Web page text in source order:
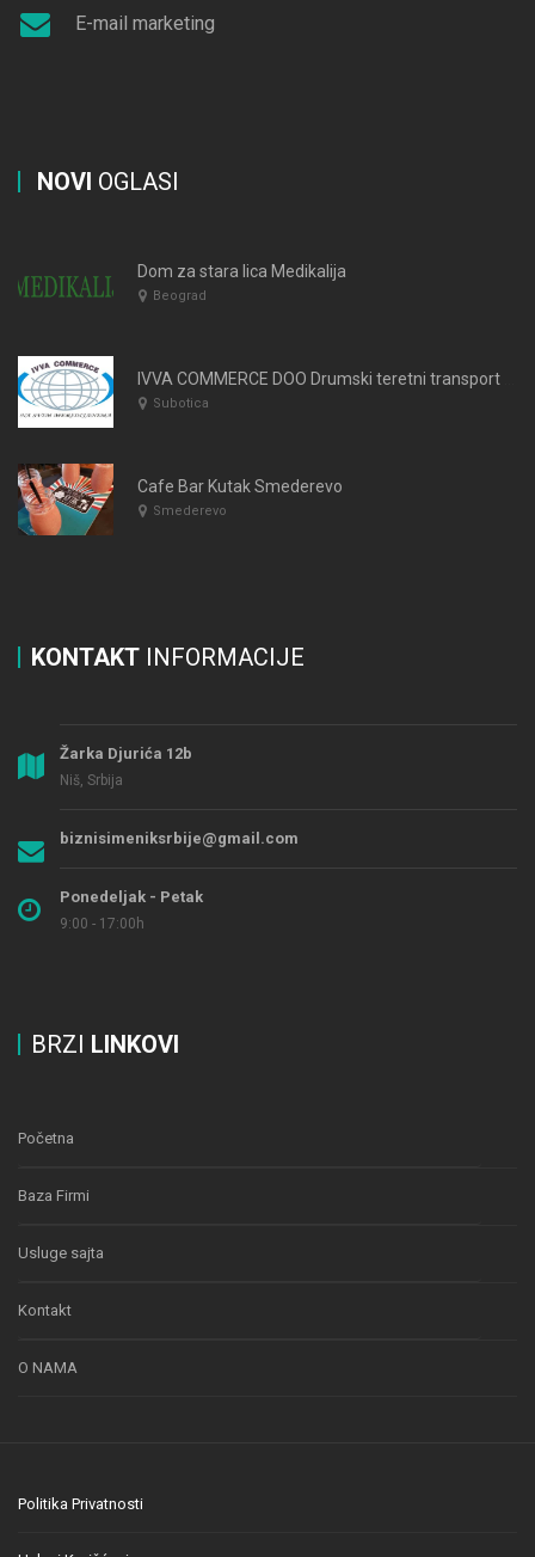
E-mail marketing
NOVI OGLASI
Dom za stara lica Medikalija
Beograd
Subotica
Cafe Bar Kutak Smederevo
Smederevo
KONTAKT INFORMACIJE
Žarka Djurića 12b
Niš, Srbija
biznisimeniksrbije@gmail.com
Ponedeljak - Petak
9:00 - 17:00h
BRZI LINKOVI
Početna
Baza Firmi
Usluge sajta
Kontakt
O NAMA
Politika Privatnosti